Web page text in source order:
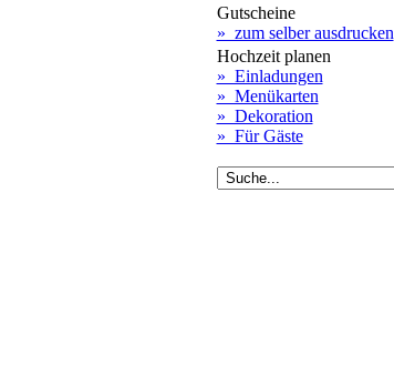
Gutscheine
» zum selber ausdrucken
Hochzeit planen
» Einladungen
» Menükarten
» Dekoration
» Für Gäste